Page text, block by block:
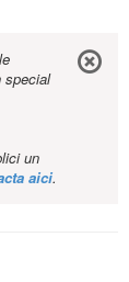
special
un
aici.